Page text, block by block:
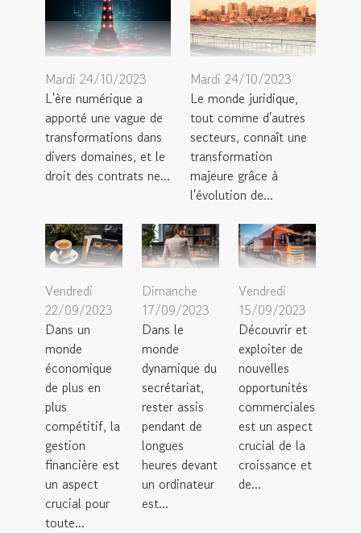
Mardi 24/10/2023
L'ère numérique a
apporté une vague de
transformations dans
divers domaines, et le
droit des contrats ne...
Mardi 24/10/2023
Le monde juridique,
tout comme d'autres
secteurs, connaît une
transformation
majeure grâce à
l'évolution de...
Vendredi
22/09/2023
Dans un
monde
économique
de plus en
plus
compétitif, la
gestion
financière est
un aspect
crucial pour
toute...
Dimanche
17/09/2023
Dans le
monde
dynamique du
secrétariat,
rester assis
pendant de
longues
heures devant
un ordinateur
est...
Vendredi
15/09/2023
Découvrir et
exploiter de
nouvelles
opportunités
commerciales
est un aspect
crucial de la
croissance et
de...